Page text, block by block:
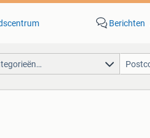
Berichten